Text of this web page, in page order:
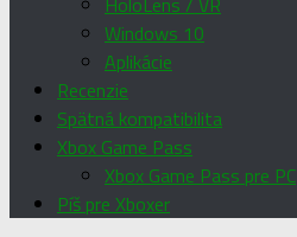
Windows 10
Aplikácie
Recenzie
Spätná kompatibilita
Xbox Game Pass
Xbox Game Pass pre PC
Píš pre Xboxer